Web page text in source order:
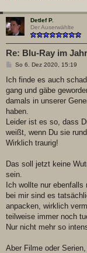
Detlef P.
Der Auserwählte
Re: Blu-Ray im
B
i
r
a
So 6. Dez 2020, 15:19
Ich finde es auch
gang und gäbe
damals in unserer
haben.
Leider ist es so, dass
weißt, wenn Du sie
Wirklich traurig!
Das soll jetzt keine
sein.
Ich wollte nur
bei mir sind es
anpacken, wirklich
teilweise immer noch
Nur nicht mehr so
Aber Filme oder